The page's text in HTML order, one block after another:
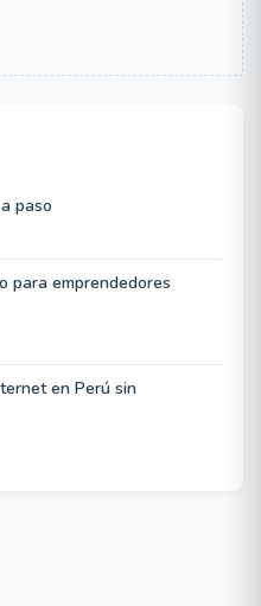
paso
para emprendedores
en Perú sin